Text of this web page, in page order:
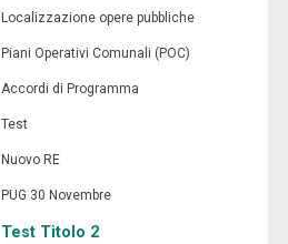
Localizzazione opere pubbliche
Piani Operativi Comunali (POC)
Accordi di Programma
Test
Nuovo RE
PUG 30 Novembre
Test Titolo 2